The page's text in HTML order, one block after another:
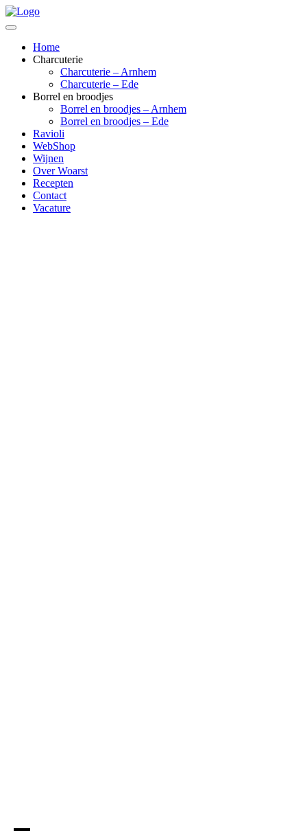
Home
Charcuterie
Charcuterie – Arnhem
Charcuterie – Ede
Borrel en broodjes
Borrel en broodjes – Arnhem
Borrel en broodjes – Ede
Ravioli
WebShop
Wijnen
Over Woarst
Recepten
Contact
Vacature